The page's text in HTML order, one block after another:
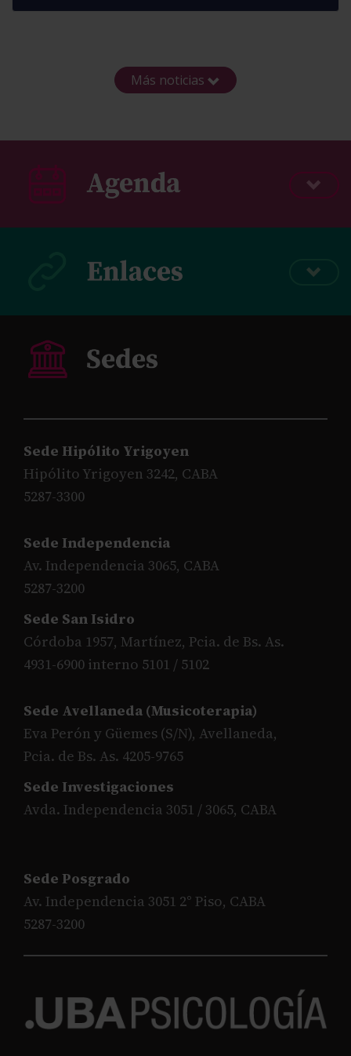
Más noticias
Sede Hipólito Yrigoyen
Hipólito Yrigoyen 3242, CABA
5287-3300
Sede Independencia
Av. Independencia 3065, CABA
5287-3200
Sede San Isidro
Córdoba 1957, Martínez, Pcia. de Bs. As.
4931-6900 interno 5101 / 5102
Sede Avellaneda (Musicoterapia)
Eva Perón y Güemes (S/N), Avellaneda,
Pcia. de Bs. As. 4205-9765
Sede Investigaciones
Avda. Independencia 3051 / 3065, CABA
Sede Posgrado
Av. Independencia 3051 2° Piso, CABA
5287-3200